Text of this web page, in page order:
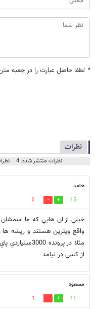
* لطفا حاصل عبارت را در جعبه
نظرات
نظرات منتشر شده: 4
حامد
15
0
خيلي از ان هايي كه ما
واقع ويترين هستند و ريشه ها
مثلا در
از كسي در نيامد
مسعود
11
1